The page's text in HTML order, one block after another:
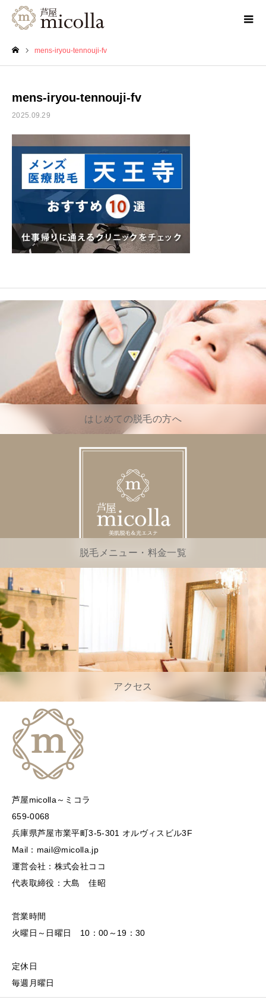
mens-iryou-tennouji-fv
mens-iryou-tennouji-fv
2025.09.29
はじめての脱毛の方へ
脱毛メニュー・料金一覧
アクセス
芦屋micolla～ミコラ
659-0068
兵庫県芦屋市業平町3-5-301 オルヴィスビル3F
Mail：mail@micolla.jp
運営会社：株式会社ココ
代表取締役：大島 佳昭
営業時間
火曜日～日曜日 10：00～19：30
定休日
毎週月曜日